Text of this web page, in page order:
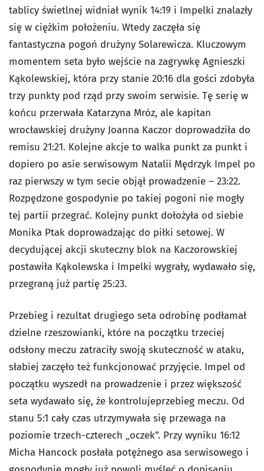
tablicy świetlnej widniał wynik 14:19 i Impelki znalazły
się w ciężkim położeniu. Wtedy zaczęła się
fantastyczna pogoń drużyny Solarewicza. Kluczowym
momentem seta było wejście na zagrywkę Agnieszki
Kąkolewskiej, która przy stanie 20:16 dla gości zdobyła
trzy punkty pod rząd przy swoim serwisie. Tę serię w
końcu przerwała Katarzyna Mróz, ale kapitan
wrocławskiej drużyny Joanna Kaczor doprowadziła do
remisu 21:21. Kolejne akcje to walka punkt za punkt i
dopiero po asie serwisowym Natalii Mędrzyk Impel po
raz pierwszy w tym secie objął prowadzenie – 23:22.
Rozpędzone gospodynie po takiej pogoni nie mogły
tej partii przegrać. Kolejny punkt dołożyła od siebie
Monika Ptak doprowadzając do piłki setowej. W
decydującej akcji skuteczny blok na Kaczorowskiej
postawiła Kąkolewska i Impelki wygrały, wydawało się,
przegraną już partię 25:23.
Przebieg i rezultat drugiego seta odrobinę podłamał
dzielne rzeszowianki, które na początku trzeciej
odsłony meczu zatraciły swoją skuteczność w ataku,
słabiej zaczęło też funkcjonować przyjęcie. Impel od
początku wyszedł na prowadzenie i przez większość
seta wydawało się, że kontrolujeprzebieg meczu. Od
stanu 5:1 cały czas utrzymywała się przewaga na
poziomie trzech-czterech „oczek”. Przy wyniku 16:12
Micha Hancock posłała potężnego asa serwisowego i